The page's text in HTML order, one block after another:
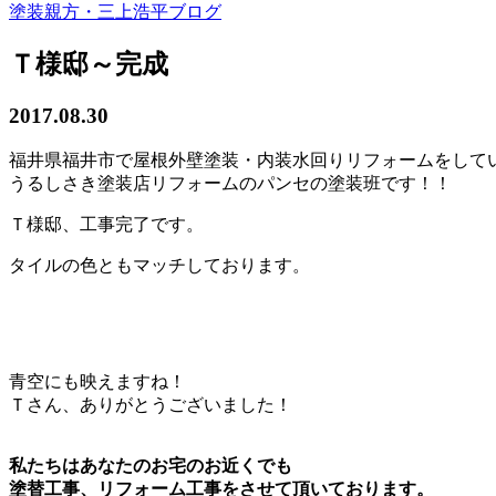
塗装親方・三上浩平ブログ
Ｔ様邸～完成
2017.08.30
福井県福井市で屋根外壁塗装・内装水回りリフォームをして
うるしさき塗装店リフォームのパンセの塗装班です！！
Ｔ様邸、工事完了です。
タイルの色ともマッチしております。
青空にも映えますね！
Ｔさん、ありがとうございました！
私たちはあなたのお宅のお近くでも
塗替工事、リフォーム工事をさせて頂いております。